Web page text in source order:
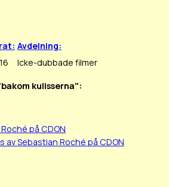
Avdelning:
Icke-dubbade filmer
kulisserna":
på CDON
Sebastian Roché på CDON